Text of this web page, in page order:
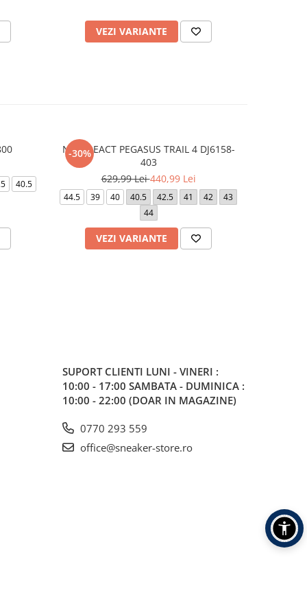
VEZI VARIANTE
40.5
-30%
NIKE REACT PEGASUS TRAIL 4 DJ6158-
403
629,99 Lei440,99 Lei
44.5 39 40 40.5 42.5 41 42
43
44
VEZI VARIANTE
SUPORT CLIENTI LUNI - VINERI :
10:00 - 17:00 SAMBATA - DUMINICA :
10:00 - 22:00 (DOAR IN MAGAZINE)
0770 293 559
office@sneaker-store.ro